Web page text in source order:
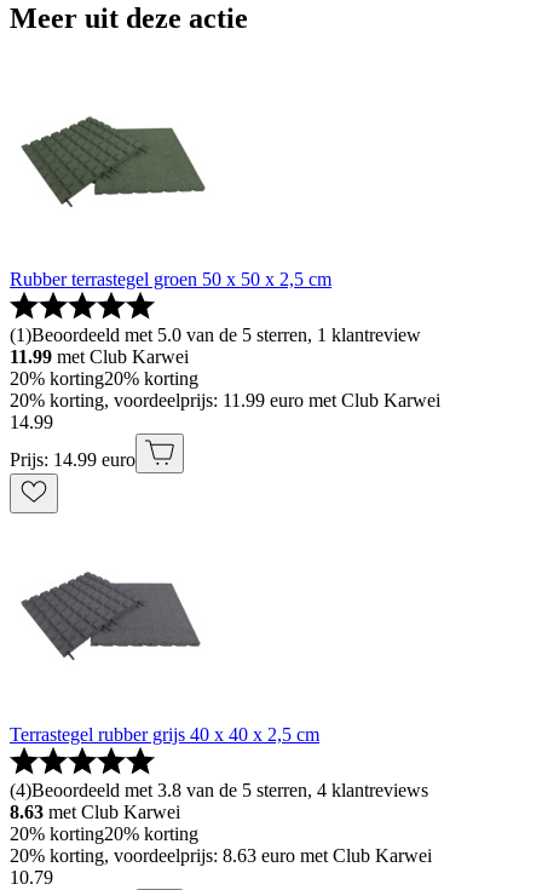
Meer uit deze actie
Rubber terrastegel groen 50 x 50 x 2,5 cm
(1)Beoordeeld met 5.0 van de 5 sterren, 1 klantreview
11.99 met Club Karwei
20% korting20% korting
20% korting, voordeelprijs: 11.99 euro met Club Karwei
14.99
Prijs: 14.99 euro
Terrastegel rubber grijs 40 x 40 x 2,5 cm
(4)Beoordeeld met 3.8 van de 5 sterren, 4 klantreviews
8.63 met Club Karwei
20% korting20% korting
20% korting, voordeelprijs: 8.63 euro met Club Karwei
10.79